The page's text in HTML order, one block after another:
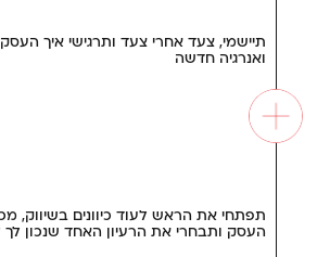
תיישמי, צעד אחרי צעד ותרגישי איך
ואנרגיה חדשה
תפתחי את הראש לעוד כיוונים בשיווק,
העסק ותבחרי את הרעיון האחד שנכון לך